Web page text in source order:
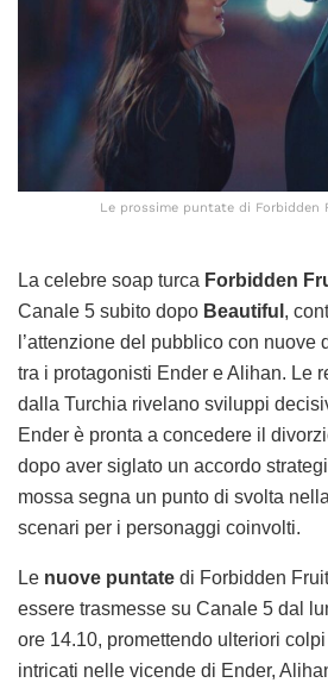
Le prossime puntate di
La celebre soap turca Forbidden
Canale 5 subito dopo Beautiful ,
l’attenzione del pubblico con nuove
tra i protagonisti Ender e Alihan. Le
dalla Turchia rivelano sviluppi
Ender è pronta a concedere il
dopo aver siglato un accordo
mossa segna un punto di svolta
scenari per i personaggi coinvolti.
Le nuove puntate di Forbidden
essere trasmesse su Canale 5 dal
ore 14.10, promettendo ulteriori
intricati nelle vicende di Ender,